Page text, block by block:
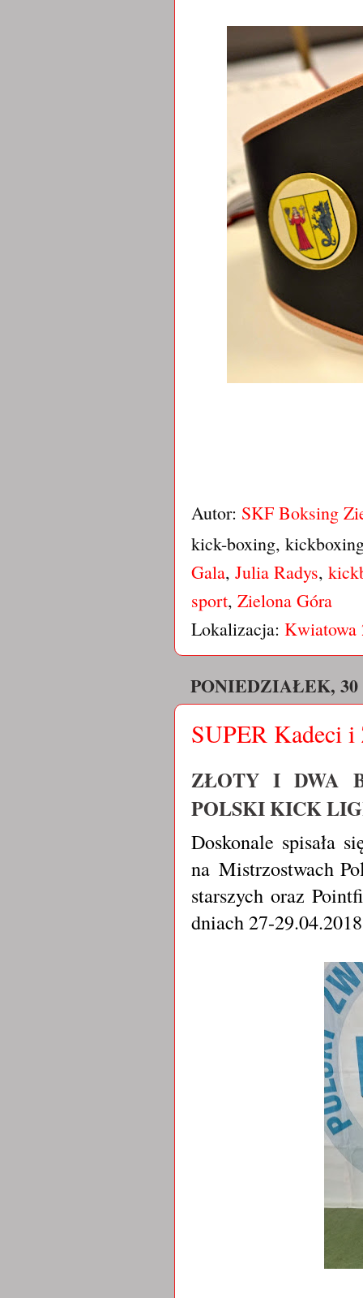
Autor: SKF Boksing
kick-boxing,
Gala, Julia Radys,
sport, Zielona Góra
Lokalizacja: Kwiatowa
PONIEDZIAŁEK,
SUPER
ZŁOTY I DWA
POLSKI KICK
Doskonale spisała
na Mistrzostwach
starszych oraz
dniach 27-